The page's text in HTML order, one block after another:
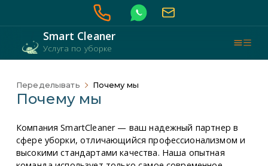
Smart Cleaner
Услуга по уборке
Переделывать Почему мы
Почему мы
Компания SmartCleaner — ваш надежный партнер в
сфере уборки, отличающийся профессионализмом и
высокими стандартами качества. Наша опытная